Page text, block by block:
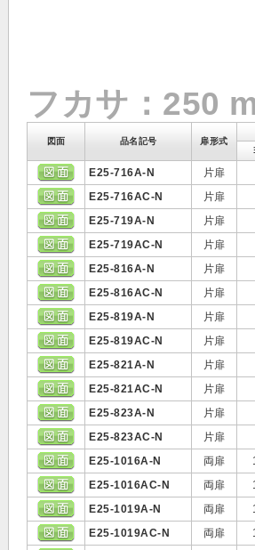
フカサ：250
図面 品名記号 扉形式
E25-716A-N 片扉
E25-716AC-N
片扉
E25-719A-N
片扉
E25-719AC-N
片扉
E25-816A-N
片扉
E25-816AC-N
片扉
E25-819A-N
片扉
E25-819AC-N
片扉
E25-821A-N
片扉
E25-821AC-N
片扉
E25-823A-N
片扉
E25-823AC-N
片扉
E25-1016A-N
両扉
E25-1016AC-N
両扉
E25-1019A-N
両扉
E25-1019AC-N
両扉